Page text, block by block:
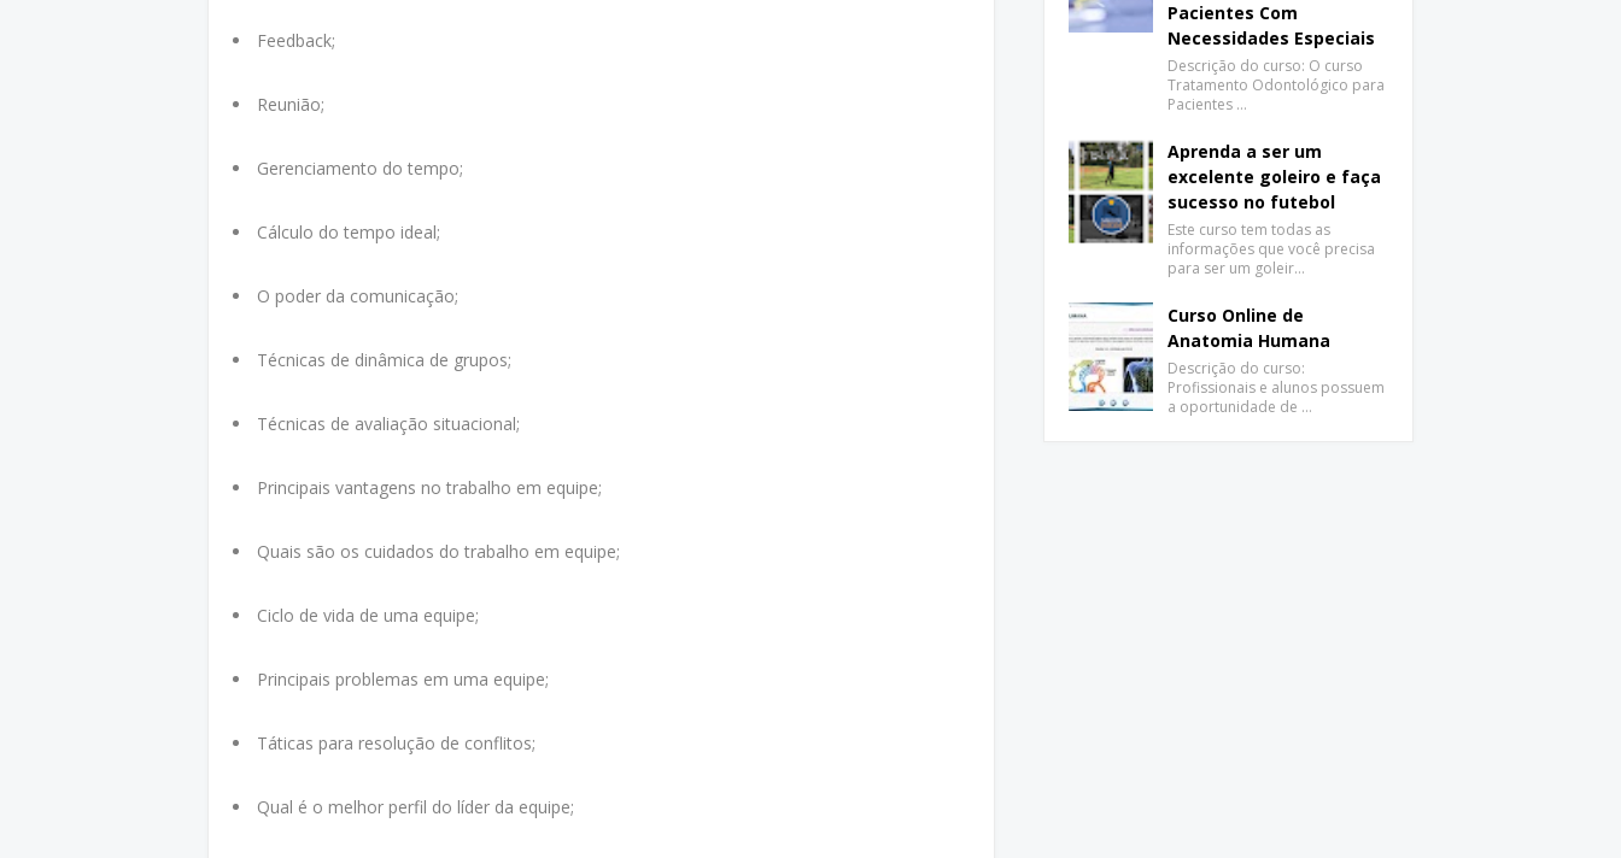
Feedback;
Reunião;
Gerenciamento do tempo;
Cálculo do tempo ideal;
O poder da comunicação;
Técnicas de dinâmica de grupos;
Técnicas de avaliação situacional;
Principais vantagens no trabalho em equipe;
Quais são os cuidados do trabalho em equipe;
Ciclo de vida de uma equipe;
Principais problemas em uma equipe;
Táticas para resolução de conflitos;
Qual é o melhor perfil do líder da equipe;
Pacientes Com
Necessidades Especiais
Descrição do curso: O curso
Tratamento Odontológico para
Pacientes …
Aprenda a ser um
excelente goleiro e faça
sucesso no futebol
Este curso tem todas as
informações que você precisa
para ser um goleir…
Curso Online de
Anatomia Humana
Descrição do curso:
Profissionais e alunos possuem
a oportunidade de …